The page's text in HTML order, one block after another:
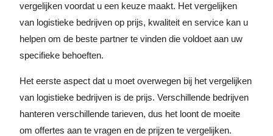
vergelijken voordat u een keuze maakt. Het vergelijken
van logistieke bedrijven op prijs, kwaliteit en service kan u
helpen om de beste partner te vinden die voldoet aan uw
specifieke behoeften.
Het eerste aspect dat u moet overwegen bij het vergelijken
van logistieke bedrijven is de prijs. Verschillende bedrijven
hanteren verschillende tarieven, dus het loont de moeite
om offertes aan te vragen en de prijzen te vergelijken.